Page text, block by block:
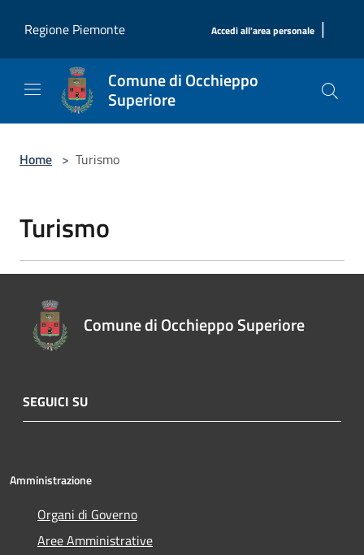
Regione Piemonte
Accedi all'area personale |
Comune di Occhieppo
Superiore
Home > Turismo
Turismo
Comune di Occhieppo Superiore
SEGUICI SU
Amministrazione
Organi di Governo
Aree Amministrative